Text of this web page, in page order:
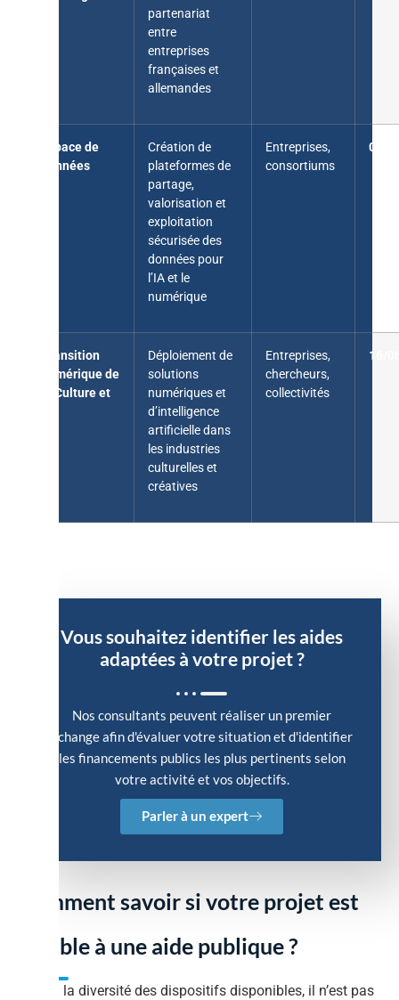
partenariat
entre
entreprises
françaises et
allemandes
Espace de
données
Création de
plateformes de
partage,
valorisation et
exploitation
sécurisée des
données pour
l’IA et le
numérique
Entreprises,
consortiums
02/
Transition
numérique de
la Culture et
Déploiement de
solutions
numériques et
d’intelligence
artificielle dans
les industries
culturelles et
créatives
Entreprises,
chercheurs,
collectivités
16/
Vous souhaitez identifier les aides
adaptées à votre projet ?
Nos consultants peuvent réaliser un premier
échange afin d'évaluer votre situation et d'identifier
les financements publics les plus pertinents selon
votre activité et vos objectifs.
Parler à un expert
Comment savoir si votre projet est
éligible à une aide publique ?
Face à la diversité des dispositifs disponibles, il n’est pas